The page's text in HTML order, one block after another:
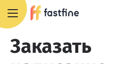
Заказать